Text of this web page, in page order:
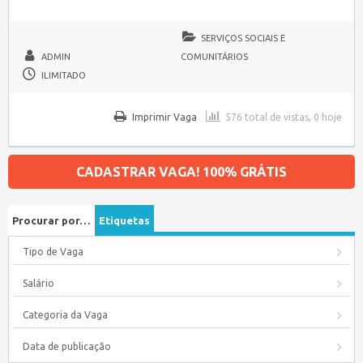
ADMIN
SERVIÇOS SOCIAIS E
COMUNITÁRIOS
ILIMITADO
576 total de vistas, 0 hoje
Imprimir Vaga
CADASTRAR VAGA! 100% GRÁTIS
Procurar por… Etiquetas
Tipo de Vaga
Salário
Categoria da Vaga
Data de publicação